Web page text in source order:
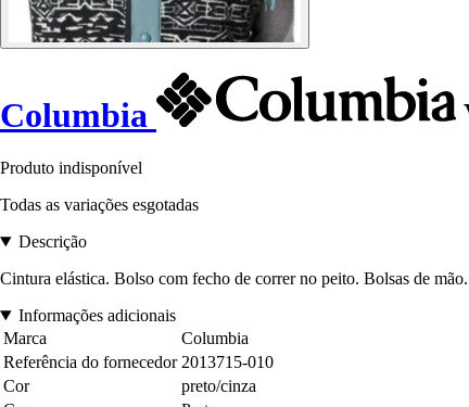
Columbia
Produto indisponível
Todas as variações esgotadas
Descrição
Cintura elástica. Bolso com fecho de correr no peito. Bolsas de mão.
Informações adicionais
Marca
Columbia
Referência do fornecedor 2013715-010
Cor
preto/cinza